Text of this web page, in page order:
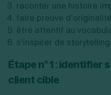
raconter une histoire
faire preuve
être attentif au
s’inspirer de
Étape n° 1 : identifier
client cible